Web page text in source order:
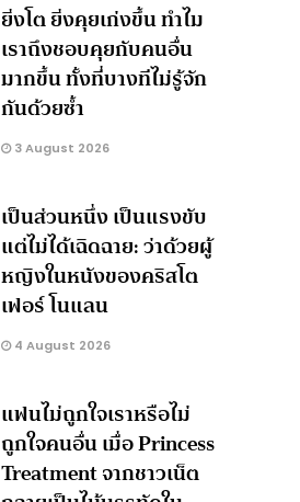
ยิ่งโต ยิ่งคุยเก่งขึ้น ทำไม
เราถึงชอบคุยกับคนอื่น
มากขึ้น ทั้งที่บางทีไม่รู้จัก
กันด้วยซ้ำ
3 August 2026
เป็นส่วนหนึ่ง เป็นแรงขับ
แต่ไม่ได้เฉิดฉาย: ว่าด้วยผู้
หญิงในหนังของคริสโต
เฟอร์ โนแลน
4 August 2026
แฟนไม่ถูกใจเราหรือไม่
ถูกใจคนอื่น เมื่อ Princess
Treatment จากชาวเน็ต